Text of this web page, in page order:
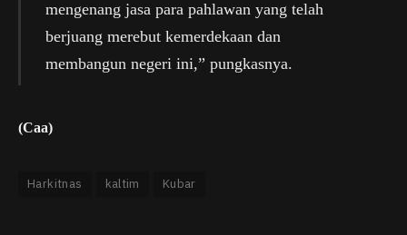
mengenang jasa para pahlawan yang telah
berjuang merebut kemerdekaan dan
membangun negeri ini,” pungkasnya.
(Caa)
Harkitnas kaltim Kubar